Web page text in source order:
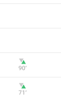
90‎’‎
71‎’‎